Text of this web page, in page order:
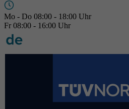
Mo - Do 08:00 - 18:00 Uhr
Fr 08:00 - 16:00 Uhr